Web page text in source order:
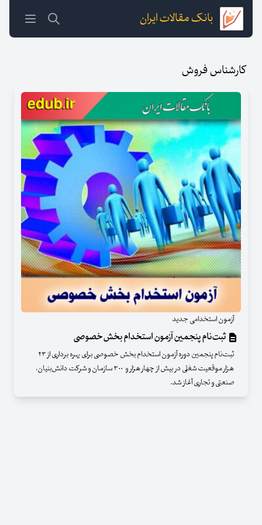
بانک مقالات ایران
کارشناس فروش
آزمون استخدامی جدید
ثبت‌نام پنجمین آزمون استخدام بخش‌خصوصی
ثبت‌نام پنجمین دوره آزمون استخدام بخش خصوصی برای بهره برداری از ۲۳
هزار موقعیت شغلی در بیش از چهار هزار و ۳۰۰ سازمان و شرکت دانش‌بنیان،
صنعتی و تجاری آغاز شد.